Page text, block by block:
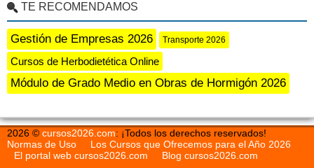
TE RECOMENDAMOS
Gestión de Empresas 2026 Transporte 2026
Cursos de Herbodietética Online
Módulo de Grado Medio en Obras de Hormigón 2026
2026 © cursos2026.com: ¡Todos los derechos reservados!
Normas de Uso
Los Cursos que Ofrecemos para el Año 2026
El portal web cursos2026.com
Blog cursos2026.com